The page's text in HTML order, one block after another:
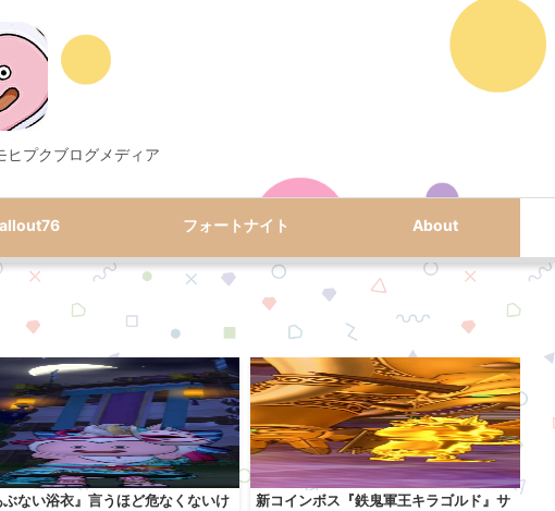
ヒプクブログメディア
フォートナイト About
ぶない浴衣』言うほど危なくないけ
新コインボス『鉄鬼軍王キラゴルド』サ